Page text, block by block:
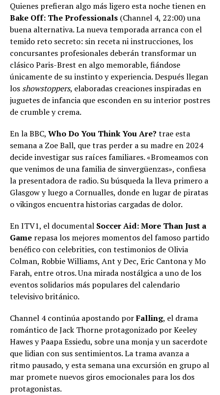
Quienes prefieran algo más ligero esta noche tienen en
Bake Off: The Professionals (Channel 4, 22:00) una
buena alternativa. La nueva temporada arranca con el
temido reto secreto: sin receta ni instrucciones, los
concursantes profesionales deberán transformar un
clásico Paris-Brest en algo memorable, fiándose
únicamente de su instinto y experiencia. Después llegan
los showstoppers, elaboradas creaciones inspiradas en
juguetes de infancia que esconden en su interior postres
de crumble y crema.
En la BBC, Who Do You Think You Are? trae esta
semana a Zoe Ball, que tras perder a su madre en 2024
decide investigar sus raíces familiares. «Bromeamos con
que venimos de una familia de sinvergüenzas», confiesa
la presentadora de radio. Su búsqueda la lleva primero a
Glasgow y luego a Cornualles, donde en lugar de piratas
o vikingos encuentra historias cargadas de dolor.
En ITV1, el documental Soccer Aid: More Than Just a
Game repasa los mejores momentos del famoso partido
benéfico con celebrities, con testimonios de Olivia
Colman, Robbie Williams, Ant y Dec, Eric Cantona y Mo
Farah, entre otros. Una mirada nostálgica a uno de los
eventos solidarios más populares del calendario
televisivo británico.
Channel 4 continúa apostando porFalling, el drama
romántico de Jack Thorne protagonizado por Keeley
Hawes y Paapa Essiedu, sobre una monja y un sacerdote
que lidian con sus sentimientos. La trama avanza a
ritmo pausado, y esta semana una excursión en grupo al
mar promete nuevos giros emocionales para los dos
protagonistas.